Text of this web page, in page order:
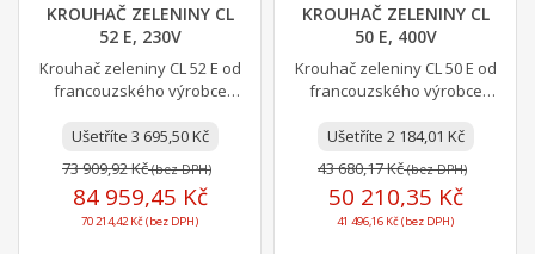
KROUHAČ ZELENINY CL
52 E, 230V
Krouhač zeleniny CL 52 E od
francouzského výrobce
střední gastronomické...
Ušetříte 3 695,50 Kč
73 909,92 Kč(bez DPH)
84 959,45 Kč
70 214,42 Kč (bez DPH)
KROUHAČ ZELENINY CL
50 E, 400V
Krouhač zeleniny CL 50 E od
francouzského výrobce
střední gastronomické...
Ušetříte 2 184,01 Kč
43 680,17 Kč(bez DPH)
50 210,35 Kč
41 496,16 Kč (bez DPH)